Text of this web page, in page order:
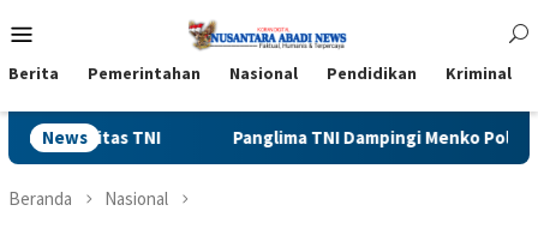
ke
Mobile
Berita Pemerintahan Nasional Pendidikan Kriminal
News
Panglima TNI Dampingi Menko Polkam Sampaikan Imbauan
Beranda Nasional